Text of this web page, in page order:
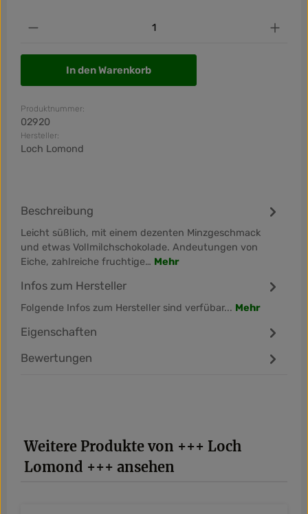
Produkt Anzahl: Gib den gewünschten Wert
In den Warenkorb
Produktnummer:
02920
Hersteller:
Loch Lomond
Beschreibung
Leicht süßlich, mit einem dezenten Minzgeschmack
und etwas Vollmilchschokolade. Andeutungen von
Eiche, zahlreiche fruchtige… Mehr
Infos zum Hersteller
Folgende Infos zum Hersteller sind verfübar... Mehr
Eigenschaften
Bewertungen
Produktgalerie überspringen
Weitere Produkte von +++ Loch
Lomond +++ ansehen